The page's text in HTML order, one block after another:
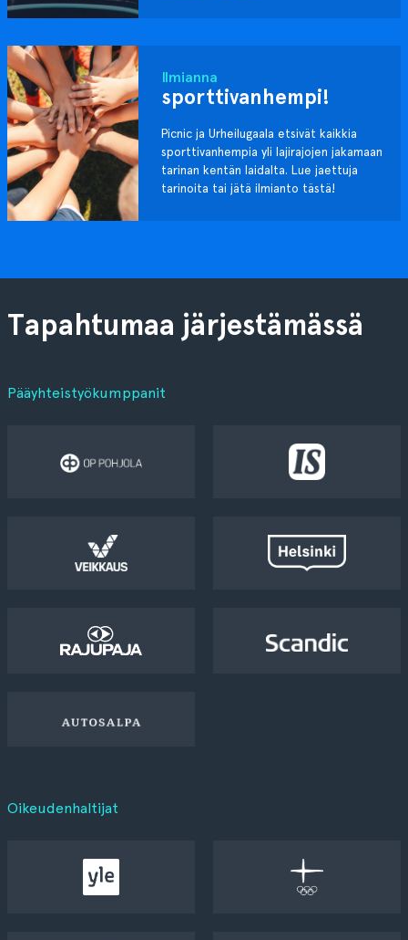
Ilmianna
sporttivanhempi!
Picnic ja Urheilugaala etsivät kaikkia
sporttivanhempia yli lajirajojen jakamaan
tarinan kentän laidalta. Lue jaettuja
tarinoita tai jätä ilmianto tästä!
Tapahtumaa järjestämässä
Pääyhteistyökumppanit
Oikeudenhaltijat